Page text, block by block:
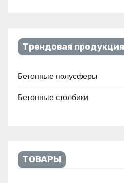
Трендовая продукция
Бетонные полусферы
Бетонные столбики
ТОВАРЫ